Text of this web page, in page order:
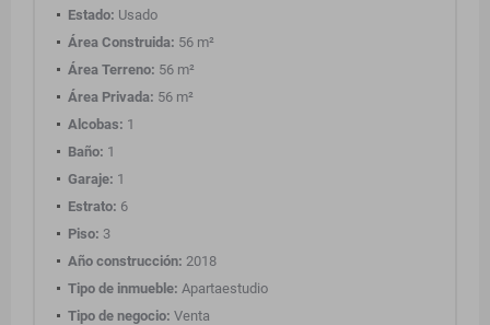
Estado: Usado
Área Construida: 56 m²
Área Terreno: 56 m²
Área Privada: 56 m²
Alcobas: 1
Baño: 1
Garaje: 1
Estrato: 6
Piso: 3
Año construcción: 2018
Tipo de inmueble: Apartaestudio
Tipo de negocio: Venta